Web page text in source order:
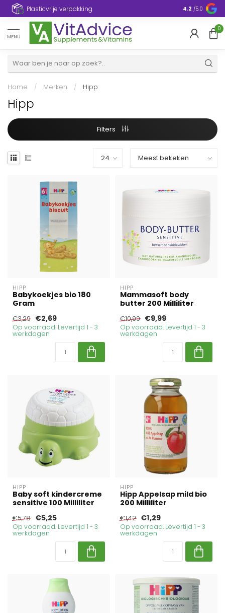
Plasticvrije verpakking 4.2 /5.0
MENU
0
Home / Merken / Hipp
Hipp
Filters
HIPP
Babykoekjes bio 180
Gram
€3,29 €2,69
Op voorraad. Levertijd 1 - 3
werkdagen
HIPP
Mammasoft body
butter 200 Milliliter
€10,99 €9,99
Op voorraad. Levertijd 1 - 3
werkdagen
HIPP
Baby soft kindercreme
sensitive 100 Milliliter
€5,78 €5,25
Op voorraad. Levertijd 1 - 3
werkdagen
HIPP
Hipp Appelsap mild bio
200 Milliliter
€1,42 €1,29
Op voorraad. Levertijd 1 - 3
werkdagen